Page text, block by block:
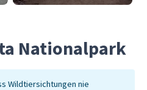
Nationalpark
Wildtiersichtungen nie